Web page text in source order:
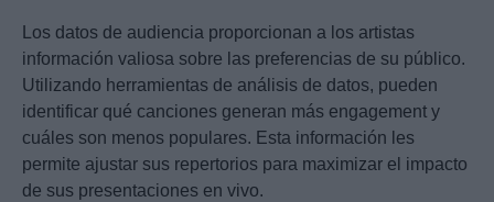
Los datos de audiencia proporcionan a los artistas
información valiosa sobre las preferencias de su público.
Utilizando herramientas de análisis de datos, pueden
identificar qué canciones generan más engagement y
cuáles son menos populares. Esta información les
permite ajustar sus repertorios para maximizar el impacto
de sus presentaciones en vivo.